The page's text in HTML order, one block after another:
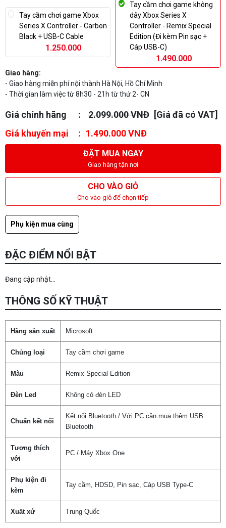
Tay cầm chơi game Xbox
Series X Controller - Carbon
Black + USB-C Cable
1.250.000
Tay cầm chơi game không
dây Xbox Series X
Controller - Remix Special
Edition (Đi kèm Pin sạc +
Cáp USB-C)
1.490.000
Giao hàng:
- Giao hàng miễn phí nội thành Hà Nội, Hồ Chí Minh
- Thời gian làm việc từ 8h30 - 21h từ thứ 2- CN
Giá chính hãng 2.099.000 VNĐ [Giá đã có VAT]
Giá khuyến mại
1.490.000 VNĐ
ĐẶT MUA NGAY
Giao hàng tận nơi
CHO VÀO GIỎ
Cho vào giỏ để chọn tiếp
Phụ kiện mua cùng
ĐẶC ĐIỂM NỔI BẬT
Đang cập nhật...
THÔNG SỐ KỸ THUẬT
Hãng sản xuất Microsoft
Chủng loại Tay cầm chơi game
Màu Remix Special Edition
Đèn Led Không có đèn LED
Chuẩn kết nối
Kết nối Bluetooth / Với PC cần mua thêm USB
Bluetooth
Tương thích
với
PC / Máy Xbox One
Phụ kiện đi
kèm
Tay cầm, HDSD, Pin sạc, Cáp USB Type-C
Xuất xứ Trung Quốc